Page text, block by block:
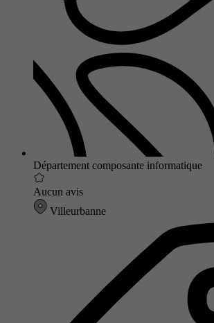
Département composante informatique
Aucun avis
Villeurbanne